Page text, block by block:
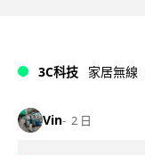
3C科技 家居無線
Vin 2 日